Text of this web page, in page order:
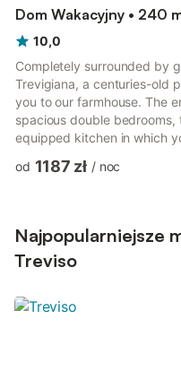
Dom Wakacyjny • 240
10,0
Completely surrounded by
Trevigiana, a centuries-old
you to our farmhouse. The
spacious double
equipped kitchen in which
those who want to spend
beginning of the 1900s, you
od 1187 zł / noc
Najpopularniejsze
Treviso